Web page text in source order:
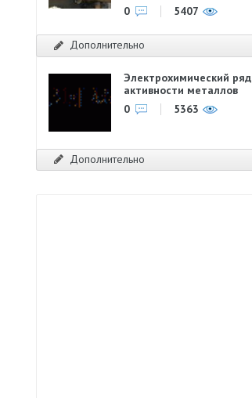
0
5407
Дополнительно
Электрохимический ряд
активности металлов
0
5363
Дополнительно